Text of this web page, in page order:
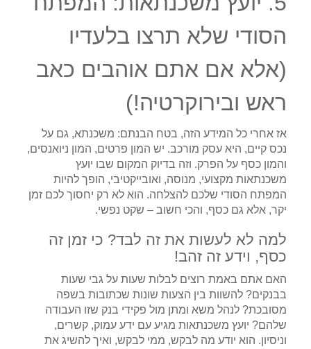
הסודי שלא תרצו בלעדיו
(אלא אם אתם אוהבים כאב
ראש ובירוקרטיה!)
אז אחרי כל המידע הזה, בטח הבנתם: משכנתא, גם על
נכס קיים, היא עסק מורכב. יש המון פרטים, המון ניואנסים,
והמון כסף על הפרק. וזה בדיוק המקום שבו יועץ
משכנתאות מקצועי, מנוסה, ואובייקטיבי, הופך להיות
המפתח הסודי שלכם להצלחה. הוא לא רק יחסוך לכם זמן
יקר, אלא גם כסף, והכי חשוב – שקט נפשי.
למה לא לעשות את זה לבד? כי זמן זה
כסף, וידע זה זהב!
האם אתם באמת רוצים לבלות שעות על גבי שעות
בבנקים? להשוות בין הצעות שונות שכתובות בשפה
מסובכת? לנהל משא ומתן מול פקידי בנק שזו העבודה
שלהם? יועץ משכנתאות מגיע עם ידע עמוק, קשרים,
וניסיון. הוא יודע מה לבקש, ממי לבקש, ואיך להשיג את